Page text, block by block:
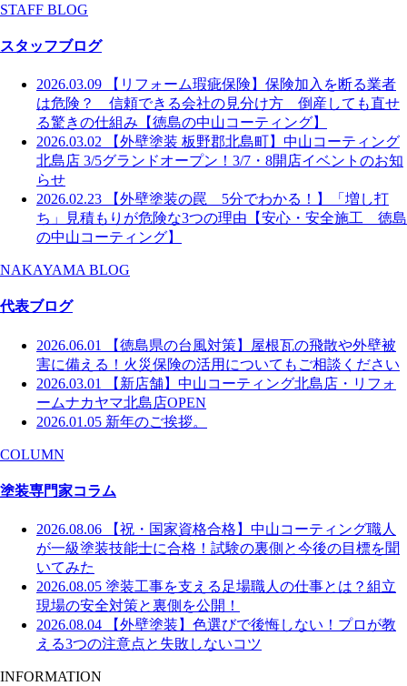
STAFF BLOG
スタッフブログ
2026.03.09
【リフォーム瑕疵保険】保険加入を断る業者
は危険？ 信頼できる会社の見分け方 倒産しても直せ
る驚きの仕組み【徳島の中山コーティング】
2026.03.02
【外壁塗装 板野郡北島町】中山コーティング
北島店 3/5グランドオープン！3/7・8開店イベントのお知
らせ
2026.02.23
【外壁塗装の罠 5分でわかる！】「増し打
ち」見積もりが危険な3つの理由【安心・安全施工 徳島
の中山コーティング】
NAKAYAMA BLOG
代表ブログ
2026.06.01
【徳島県の台風対策】屋根瓦の飛散や外壁被
害に備える！火災保険の活用についてもご相談ください
2026.03.01
【新店舗】中山コーティング北島店・リフォ
ームナカヤマ北島店OPEN
2026.01.05 新年のご挨拶。
COLUMN
塗装専門家コラム
2026.08.06
【祝・国家資格合格】中山コーティング職人
が一級塗装技能士に合格！試験の裏側と今後の目標を聞
いてみた
2026.08.05 塗装工事を支える足場職人の仕事とは？組立
現場の安全対策と裏側を公開！
2026.08.04
【外壁塗装】色選びで後悔しない！プロが教
える3つの注意点と失敗しないコツ
INFORMATION